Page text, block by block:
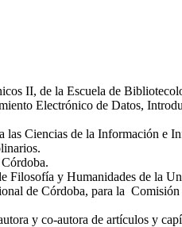
II, de la Escuela de
Electrónico de Datos,
Ciencias de la Información e
Filosofía y Humanidades de la
de Córdoba, para la
y co-autora de artículos y